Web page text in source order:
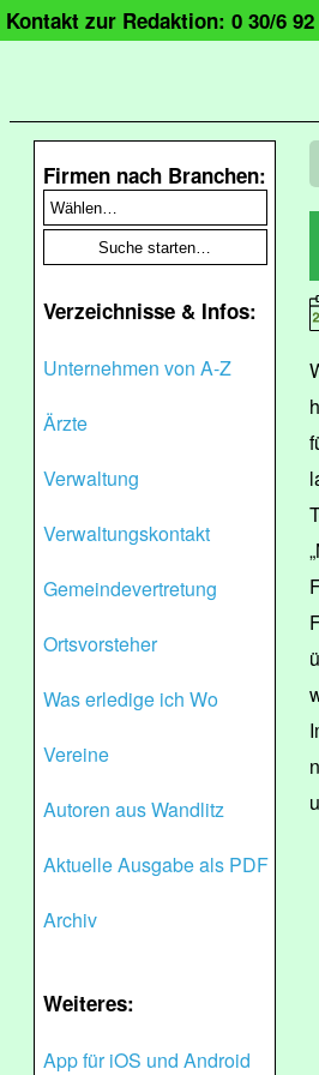
Kontakt zur Redaktion: 0 30/6 92
Firmen nach Branchen:
Verzeichnisse & Infos:
Unternehmen von A-Z
Ärzte
Verwaltung
Verwaltungskontakt
Gemeindevertretung
Ortsvorsteher
Was erledige ich Wo
Vereine
Autoren aus Wandlitz
Aktuelle Ausgabe als PDF
Archiv
Weiteres:
App für iOS und Android